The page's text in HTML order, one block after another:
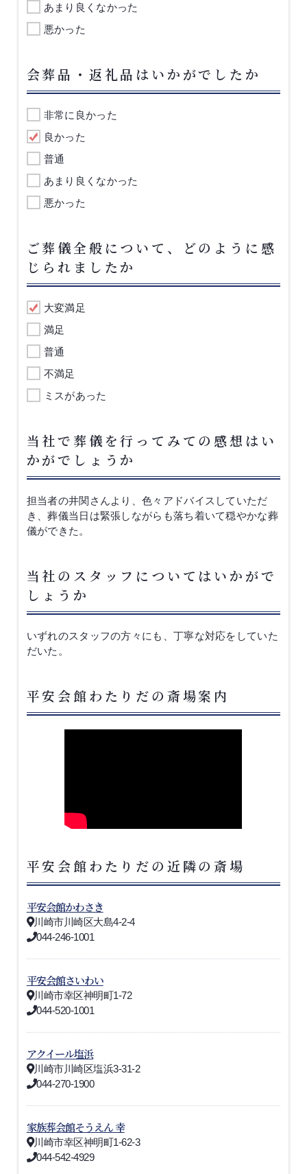
あまり良くなかった
悪かった
会葬品・返礼品はいかがでしたか
非常に良かった
良かった
普通
あまり良くなかった
悪かった
ご葬儀全般について、どのように感
じられましたか
大変満足
満足
普通
不満足
ミスがあった
当社で葬儀を行ってみての感想はい
かがでしょうか
担当者の井関さんより、色々アドバイスしていただ
き、葬儀当日は緊張しながらも落ち着いて穏やかな葬
儀ができた。
当社のスタッフについてはいかがで
しょうか
いずれのスタッフの方々にも、丁寧な対応をしていた
だいた。
平安会館わたりだの斎場案内
平安会館わたりだの近隣の斎場
平安会館かわさき
川崎市川崎区大島4-2-4
044-246-1001
平安会館さいわい
川崎市幸区神明町1-72
044-520-1001
アクイール塩浜
川崎市川崎区塩浜3-31-2
044-270-1900
家族葬会館そうえん 幸
川崎市幸区神明町1-62-3
044-542-4929